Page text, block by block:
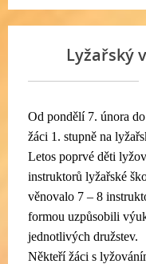
Lyžařský
Od pondělí 7. února
žáci 1. stupně na
Letos poprvé děti
instruktorů lyžařské
věnovalo 7 – 8
formou uzpůsobili
jednotlivých družstev.
Někteří žáci s